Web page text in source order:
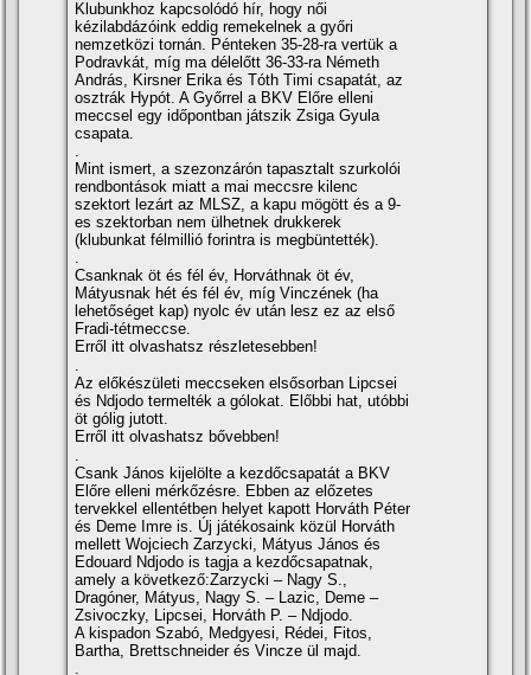
Klubunkhoz kapcsolódó hí­r, hogy női
kézilabdázóink eddig remekelnek a győri
nemzetközi tornán. Pénteken 35-28-ra vertük a
Podravkát, mí­g ma délelőtt 36-33-ra Németh
András, Kirsner Erika és Tóth Timi csapatát, az
osztrák Hypót. A Győrrel a BKV Előre elleni
meccsel egy időpontban játszik Zsiga Gyula
csapata.
Mint ismert, a szezonzárón tapasztalt szurkolói
rendbontások miatt a mai meccsre kilenc
szektort lezárt az MLSZ, a kapu mögött és a 9-
es szektorban nem ülhetnek drukkerek
(klubunkat félmillió forintra is megbüntették).
Csanknak öt és fél év, Horváthnak öt év,
Mátyusnak hét és fél év, mí­g Vinczének (ha
lehetőséget kap) nyolc év után lesz ez az első
Fradi-tétmeccse.
Erről itt olvashatsz részletesebben!
Az előkészületi meccseken elsősorban Lipcsei
és Ndjodo termelték a gólokat. Előbbi hat, utóbbi
öt gólig jutott.
Erről itt olvashatsz bővebben!
Csank János kijelölte a kezdőcsapatát a BKV
Előre elleni mérkőzésre. Ebben az előzetes
tervekkel ellentétben helyet kapott Horváth Péter
és Deme Imre is. Új játékosaink közül Horváth
mellett Wojciech Zarzycki, Mátyus János és
Edouard Ndjodo is tagja a kezdőcsapatnak,
amely a következő:Zarzycki – Nagy S.,
Dragóner, Mátyus, Nagy S. – Lazic, Deme –
Zsivoczky, Lipcsei, Horváth P. – Ndjodo.
A kispadon Szabó, Medgyesi, Rédei, Fitos,
Bartha, Brettschneider és Vincze ül majd.